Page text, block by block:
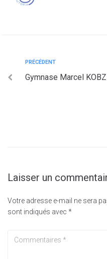
PRÉCÉDENT
Gymnase Marcel
Laisser un
Votre adresse e-mail ne sera
sont indiqués avec *